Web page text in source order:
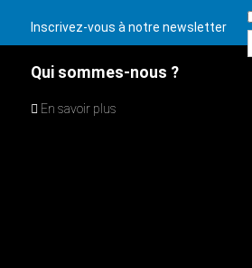
Inscrivez-vous à notre newsletter
Qui sommes-nous ?
En savoir plus